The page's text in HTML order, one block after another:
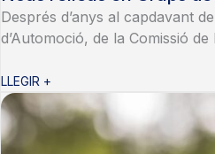
Després d’anys al capdavant
d’Automoció, de la Comissió
LLEGIR +